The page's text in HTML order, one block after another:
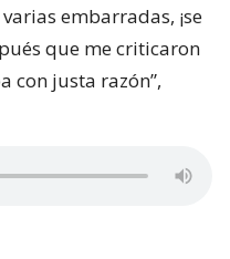
embarradas, ¡se
que me criticaron
con justa razón”,